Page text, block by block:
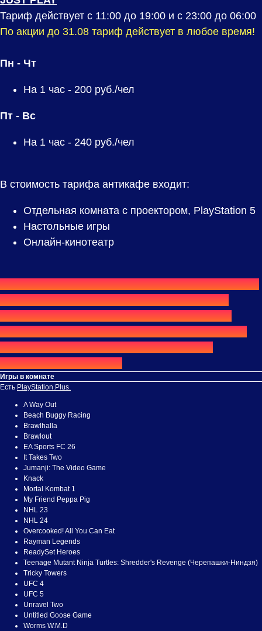
Тариф действует с 11:00 до 19:00 и с 23:00 до 06:00
По акции до 31.08 тариф действует в любое время!
Пн - Чт
На 1 час - 200 руб./чел
Пт - Вс
На 1 час - 240 руб./чел
В стоимость тарифа антикафе входит:
Отдельная комната с проектором, PlayStation 5
Настольные игры
Онлайн-кинотеатр
⟫⟫Хотите провести у нас весь день или всю ночь?
Обратите внимание на тарифы«Дневной»,
«Ночной»,«Командный день»и«Командная
ночь»— они позволяют отдыхать значительно
дольше и обычно обходятся выгоднее при
длительном посещении.
Игры в комнате
Есть PlayStation.Plus.
A Way Out
Beach Buggy Racing
Brawlhalla
Brawlout
EA Sports FC 26
It Takes Two
Jumanji: The Video Game
Knack
Mortal Kombat 1
My Friend Peppa Pig
NHL 23
NHL 24
Overcooked! All You Can Eat
Rayman Legends
ReadySet Heroes
Teenage Mutant Ninja Turtles: Shredder's Revenge (Черепашки-Ниндзя)
Tricky Towers
UFC 4
UFC 5
Unravel Two
Untitled Goose Game
Worms W.M.D